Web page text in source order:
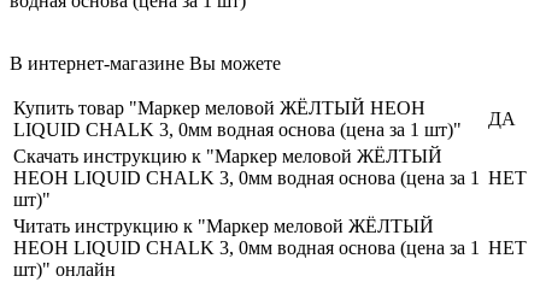
В интернет-магазине Вы можете
Купить товар "Маркер меловой ЖЁЛТЫЙ НЕОН
LIQUID CHALK 3, 0мм водная основа (цена за 1 шт)"
ДА
Скачать инструкцию к "Маркер меловой ЖЁЛТЫЙ
НЕОН LIQUID CHALK 3, 0мм водная основа (цена за 1
шт)"
НЕТ
Читать инструкцию к "Маркер меловой ЖЁЛТЫЙ
НЕОН LIQUID CHALK 3, 0мм водная основа (цена за 1
шт)" онлайн
НЕТ